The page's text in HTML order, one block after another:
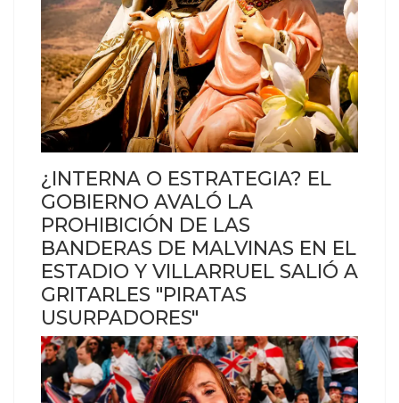
¿INTERNA O ESTRATEGIA? EL
GOBIERNO AVALÓ LA
PROHIBICIÓN DE LAS
BANDERAS DE MALVINAS EN EL
ESTADIO Y VILLARRUEL SALIÓ A
GRITARLES "PIRATAS
USURPADORES"